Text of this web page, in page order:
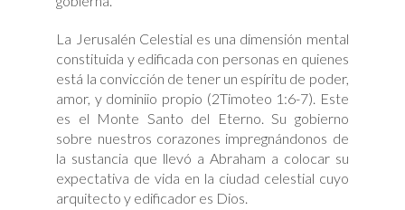
La Jerusalén Celestial es una dimensión mental
constituida y edificada con personas en quienes
está la convicción de tener un espíritu de poder,
amor, y dominiio propio (2Timoteo 1:6-7). Este
es el Monte Santo del Eterno. Su gobierno
sobre nuestros corazones impregnándonos de
la sustancia que llevó a Abraham a colocar su
expectativa de vida en la ciudad celestial cuyo
arquitecto y edificador es Dios.